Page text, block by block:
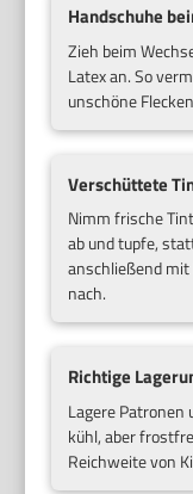
Handschuhe
Zieh beim
Latex an. So
unschöne
Verschüttete
Nimm frische
ab und tupfe,
anschließend
nach.
Richtige
Lagere
kühl, aber
Reichweite von